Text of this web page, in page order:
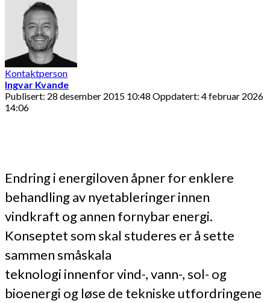
Kontaktperson
Ingvar Kvande
Publisert: 28 desember 2015 10:48 Oppdatert: 4 februar 2026
14:06
Endring i energiloven åpner for enklere
behandling av nyetableringer innen
vindkraft og annen fornybar energi.
Konseptet som skal studeres er å sette
sammen småskala
teknologi innenfor vind-, vann-, sol- og
bioenergi og løse de tekniske utfordringene